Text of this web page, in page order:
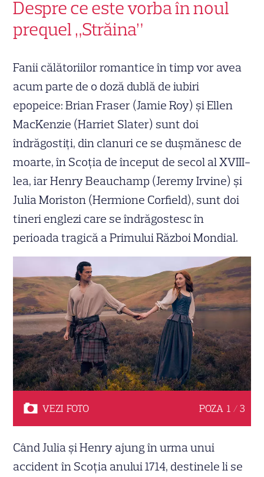
Despre ce este vorba în noul
prequel „Străina”
Fanii călătoriilor romantice în timp vor avea
acum parte de o doză dublă de iubiri
epopeice: Brian Fraser (Jamie Roy) și Ellen
MacKenzie (Harriet Slater) sunt doi
îndrăgostiți, din clanuri ce se dușmănesc de
moarte, în Scoţia de început de secol al XVIII-
lea, iar Henry Beauchamp (Jeremy Irvine) și
Julia Moriston (Hermione Corfield), sunt doi
tineri englezi care se îndrăgostesc în
perioada tragică a Primului Război Mondial.
VEZI FOTO POZA 1 / 3
Când Julia și Henry ajung în urma unui
accident în Scoţia anului 1714, destinele li se